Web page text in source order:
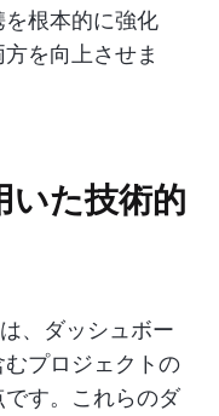
根本的に強化
を向上させま
いた技術的
、ダッシュボー
むプロジェクトの
す。これらのダ